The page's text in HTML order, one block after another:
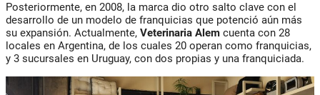
Posteriormente, en 2008, la marca dio otro salto clave con el
desarrollo de un modelo de franquicias que potenció aún más
su expansión. Actualmente, Veterinaria Alem cuenta con 28
locales en Argentina, de los cuales 20 operan como franquicias,
y 3 sucursales en Uruguay, con dos propias y una franquiciada.